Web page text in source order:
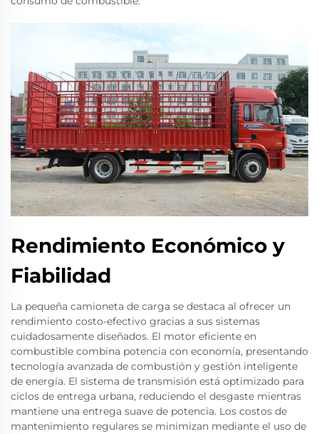
Rendimiento Económico y
Fiabilidad
La pequeña camioneta de carga se destaca al ofrecer un
rendimiento costo-efectivo gracias a sus sistemas
cuidadosamente diseñados. El motor eficiente en
combustible combina potencia con economía, presentando
tecnología avanzada de combustión y gestión inteligente
de energía. El sistema de transmisión está optimizado para
ciclos de entrega urbana, reduciendo el desgaste mientras
mantiene una entrega suave de potencia. Los costos de
mantenimiento regulares se minimizan mediante el uso de